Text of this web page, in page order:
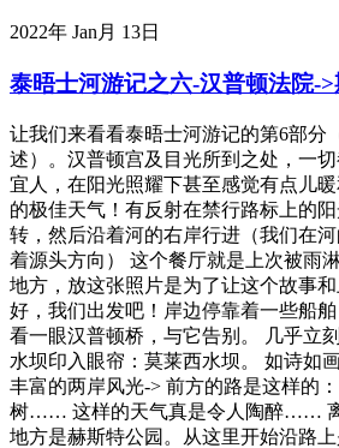
2022年 Jan月 13日
泰晤士河游记之六-汉普顿法院->
让我们来看看泰晤士河游记的第6部分
述）。汉普顿宫及目光所到之处，一
宜人，在阳光照耀下甚至感觉有点儿
的极佳天气！有反射在禁行路标上的
转，然后沿着河的右岸行进（我们在
着源头方向） 这个餐厅就是上次被雨
地方，放这张照片是为了让这个故事和
好，我们出发吧！岸边停靠着一些船
看一眼汉普顿桥，与它告别。 几乎立
水坝印入眼帘：莫莱西水坝。 如诗
丰富的两岸风光-> 前方的路是这样的
树…… 这样的天气真是令人陶醉……
地方是赫斯特公园。从这里开始沿路